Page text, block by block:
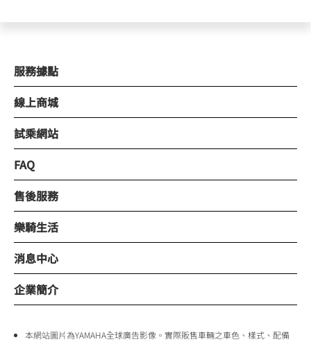
服務據點
線上商城
試乘網站
FAQ
售後服務
樂騎生活
消息中心
企業簡介
本網站圖片為YAMAHA全球廣告影像。實際販售車輛之車色、樣式、配備